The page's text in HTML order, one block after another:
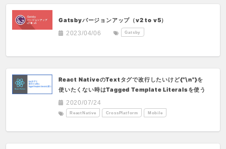
Gatsbyバージョンアップ（v2 to v5）
2023/04/06
Gatsby
React NativeのTextタグで改行したいけど{"\n"}を
使いたくない時はTagged Template Literalsを使う
2020/07/24
ReactNative CrossPlatform Mobile